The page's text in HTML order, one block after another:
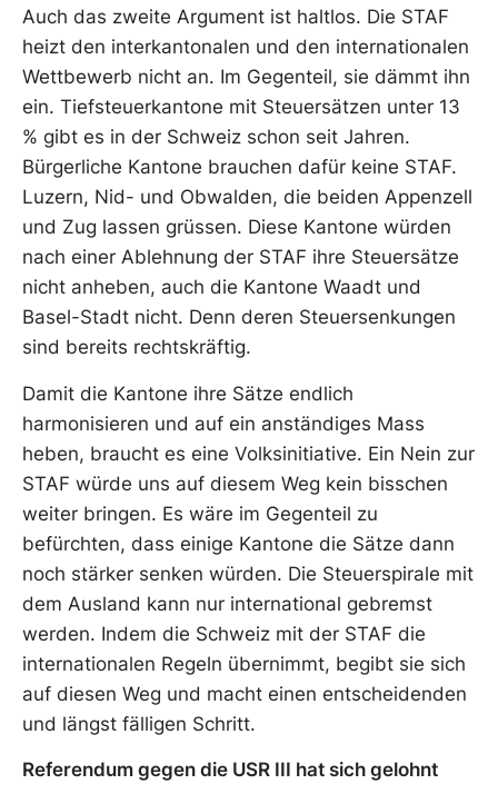
Auch das zweite Argument ist haltlos. Die STAF
heizt den interkantonalen und den internationalen
Wettbewerb nicht an. Im Gegenteil, sie dämmt ihn
ein. Tiefsteuerkantone mit Steuersätzen unter 13
% gibt es in der Schweiz schon seit Jahren.
Bürgerliche Kantone brauchen dafür keine STAF.
Luzern, Nid- und Obwalden, die beiden Appenzell
und Zug lassen grüssen. Diese Kantone würden
nach einer Ablehnung der STAF ihre Steuersätze
nicht anheben, auch die Kantone Waadt und
Basel-Stadt nicht. Denn deren Steuersenkungen
sind bereits rechtskräftig.
Damit die Kantone ihre Sätze endlich
harmonisieren und auf ein anständiges Mass
heben, braucht es eine Volksinitiative. Ein Nein zur
STAF würde uns auf diesem Weg kein bisschen
weiter bringen. Es wäre im Gegenteil zu
befürchten, dass einige Kantone die Sätze dann
noch stärker senken würden. Die Steuerspirale mit
dem Ausland kann nur international gebremst
werden. Indem die Schweiz mit der STAF die
internationalen Regeln übernimmt, begibt sie sich
auf diesen Weg und macht einen entscheidenden
und längst fälligen Schritt.
Referendum gegen die USR III hat sich gelohnt